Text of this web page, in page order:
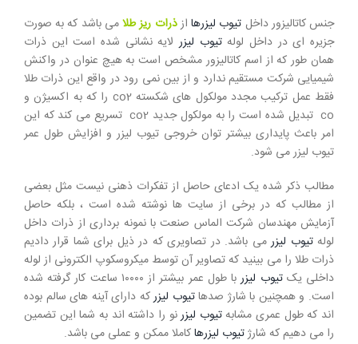
جنس کاتالیزور داخل تیوب لیزرهاازذرات ریز طلامی باشد که به صورت
جزیره ای در داخل لولهتیوب لیزرلایه نشانی شده است این ذرات
همان طور که از اسم کاتالیزور مشخص است به هیچ عنوان در واکنش
شیمیایی شرکت مستقیم ندارد و از بین نمی رود در واقع این ذرات طلا
فقط عمل ترکیب مجدد مولکول های شکسته co2 را که به اکسیژن و
co تبدیل شده است را به مولکول جدید co2 تسریع می کند که این
امر باعث پایداری بیشتر توان خروجی تیوب لیزر و افزایش طول عمر
تیوب لیزر می شود.
مطالب ذکر شده یک ادعای حاصل از تفکرات ذهنی نیست مثل بعضی
از مطالب که در برخی از سایت ها نوشته شده است ، بلکه حاصل
آزمایش مهندسان شرکت الماس صنعت با نمونه برداری از ذرات داخل
لولهتیوب لیزرمی باشد. در تصاویری که در ذیل برای شما قرار دادیم
ذرات طلا را می بینید که تصاویر آن توسط میکروسکوپ الکترونی از لوله
داخلی یکتیوب لیزر
با طول عمر بیشتر از ۱۰۰۰۰ ساعت کار گرفته شده
است. و همچنین با شارژ صدهاتیوب لیزرکه دارای آینه های سالم بوده
اند که طول عمری مشابهتیوب لیزرنو را داشته اند به شما این تضمین
را می دهیم که شارژتیوب لیزرهاکاملا ممکن و عملی می باشد.